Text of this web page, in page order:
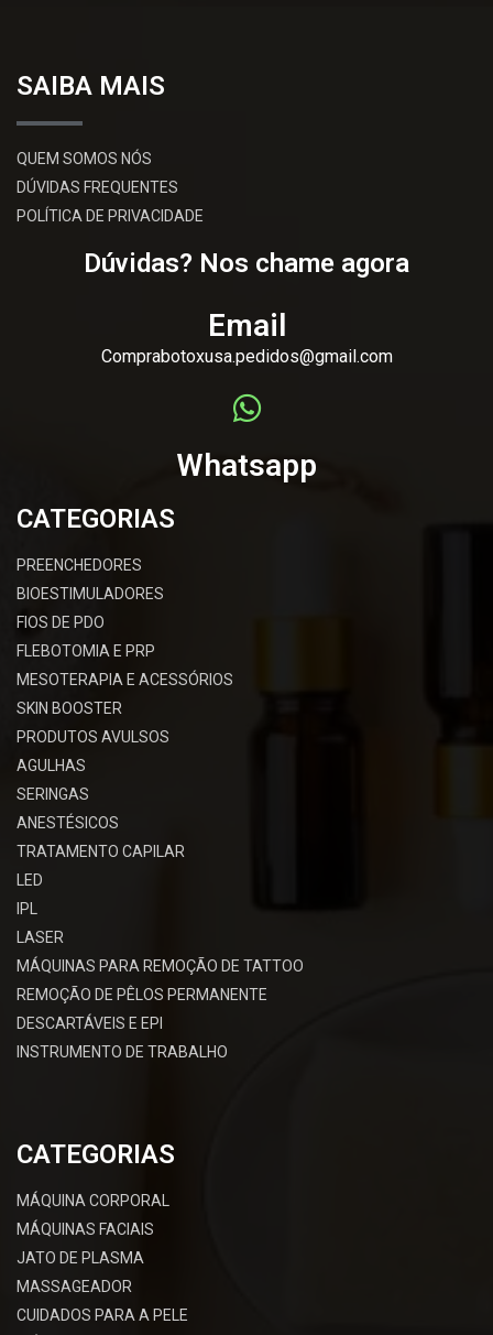
SAIBA MAIS
QUEM SOMOS NÓS
DÚVIDAS FREQUENTES
POLÍTICA DE PRIVACIDADE
Dúvidas? Nos chame agora
Email
Comprabotoxusa.pedidos@gmail.com
Whatsapp
CATEGORIAS
PREENCHEDORES
BIOESTIMULADORES
FIOS DE PDO
FLEBOTOMIA E PRP
MESOTERAPIA E ACESSÓRIOS
SKIN BOOSTER
PRODUTOS AVULSOS
AGULHAS
SERINGAS
ANESTÉSICOS
TRATAMENTO CAPILAR
LED
IPL
LASER
MÁQUINAS PARA REMOÇÃO DE TATTOO
REMOÇÃO DE PÊLOS PERMANENTE
DESCARTÁVEIS E EPI
INSTRUMENTO DE TRABALHO
CATEGORIAS
MÁQUINA CORPORAL
MÁQUINAS FACIAIS
JATO DE PLASMA
MASSAGEADOR
CUIDADOS PARA A PELE